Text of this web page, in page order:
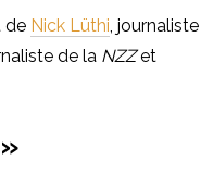
de Nick Lüthi, journaliste
de la NZZet